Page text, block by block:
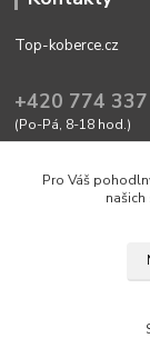
Top-koberce.cz
+420 774
(Po-Pá, 8-18 hod.)
Pro Váš